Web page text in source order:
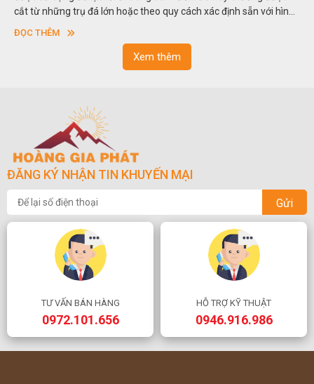
trong các vườn cảnh. Hay nói một cách khác, người ta gọi là “giả
sơn”. Nghệ thuật hòn non bộ nhằm phục vụ cho mục đích thưởng
ngoạn và phong thủy trong cuộc sống.
ĐỌC THÊM
Xem thêm
ĐĂNG KÝ NHẬN TIN KHUYẾN MẠI
Gửi
TƯ VẤN BÁN HÀNG
0972.101.656
HỖ TRỢ KỸ THUẬT
0946.916.986